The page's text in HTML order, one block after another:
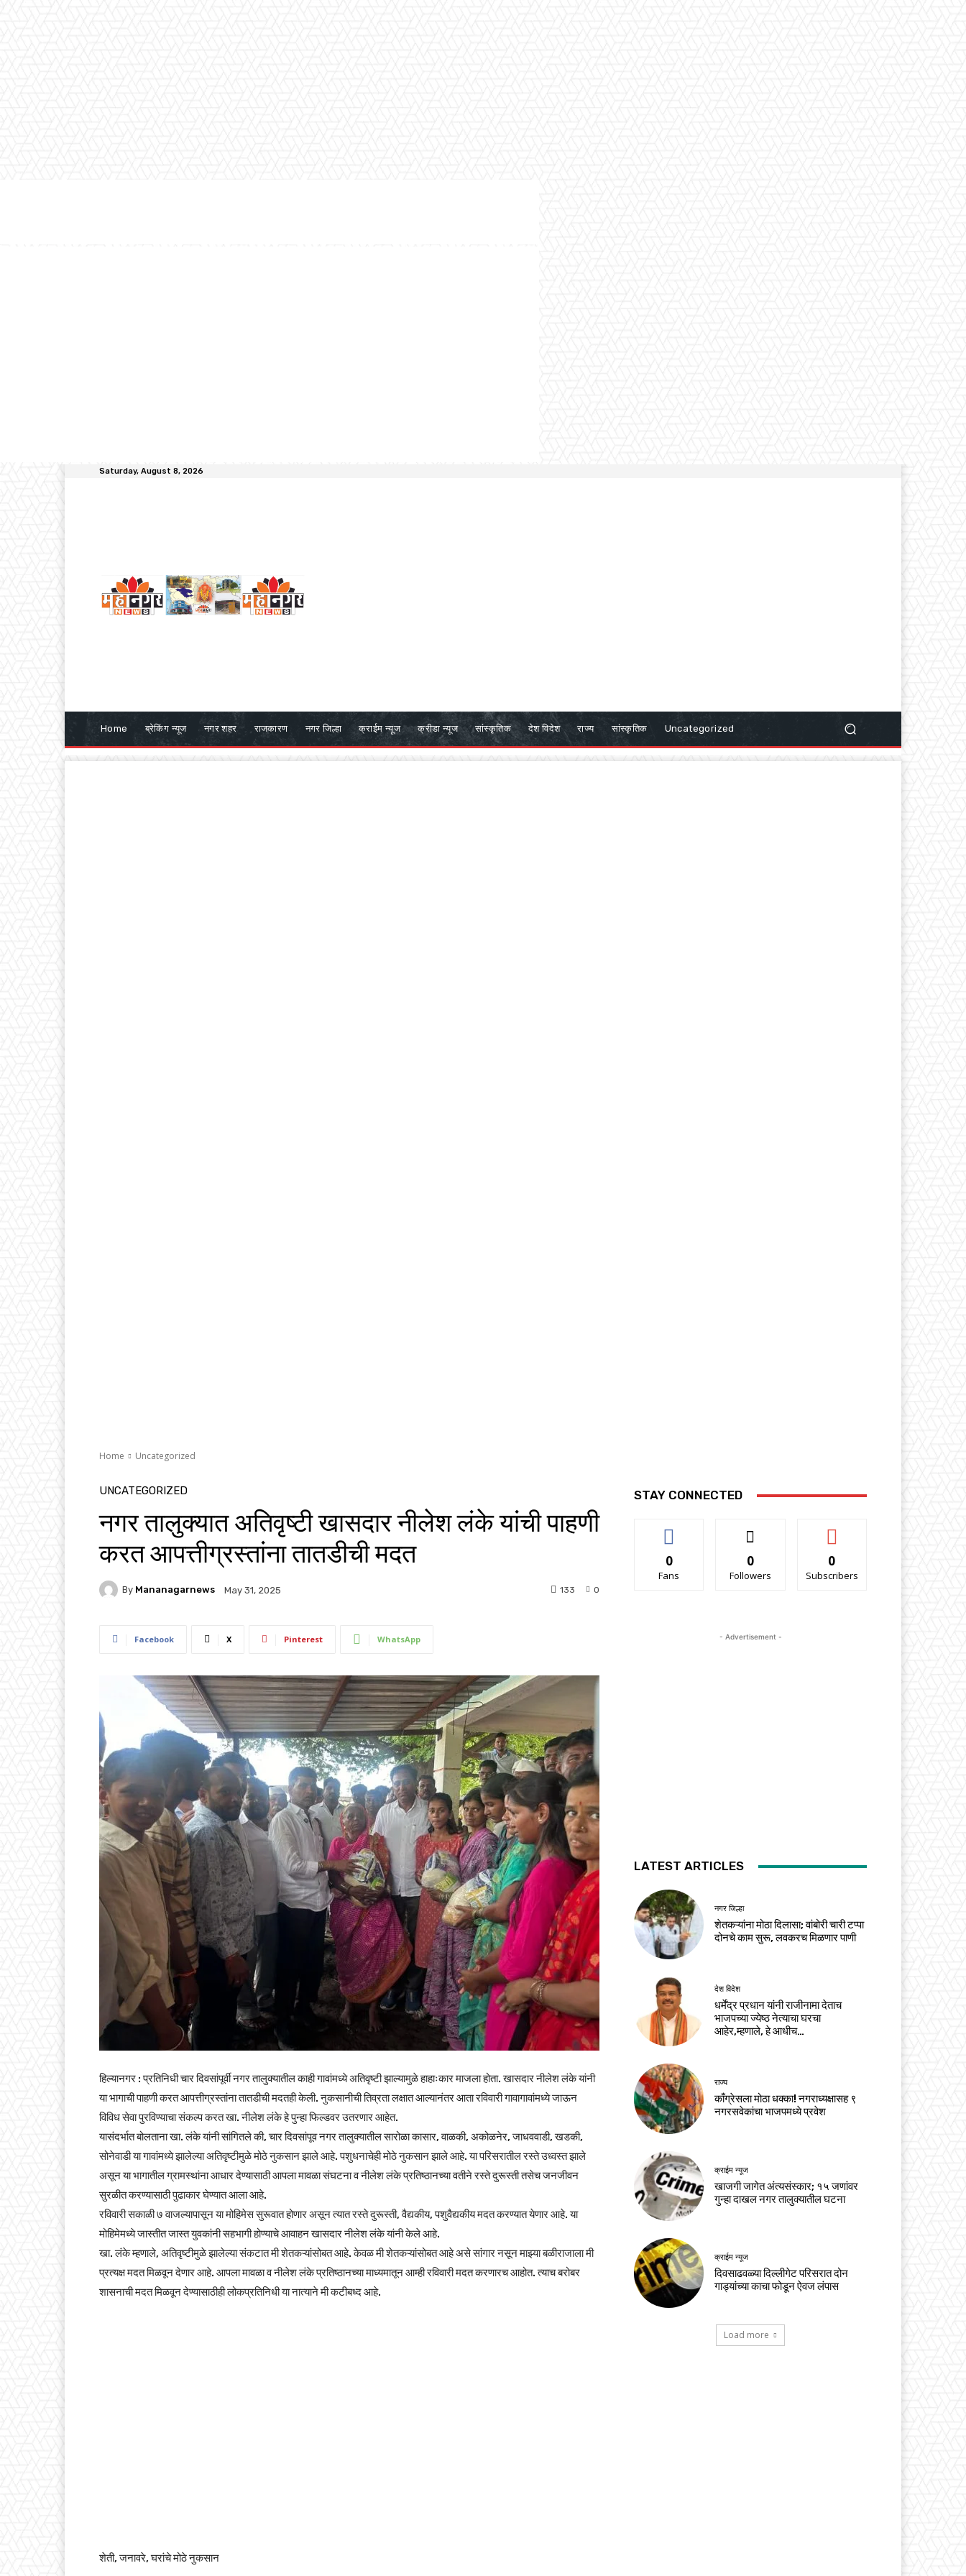
Saturday, August 8, 2026
Home ब्रेकिंग न्यूज नगर शहर राजकारण नगर जिल्हा क्राईम न्यूज क्रीडा न्यूज सांस्कृतिक देश विदेश राज्य सांस्कृतिक Uncategorized
Home Uncategorized
UNCATEGORIZED
नगर तालुक्यात अतिवृष्टी खासदार नीलेश लंके यांची पाहणी
करत आपत्तीग्रस्तांना तातडीची मदत
By Mananagarnews May 31, 2025 0
133
Facebook X Pinterest WhatsApp
हिल्यानगर : प्रतिनिधी चार दिवसांपूर्वी नगर तालुक्यातील काही गावांमध्ये अतिवृष्टी झाल्यामुळे हाहाःकार माजला होता. खासदार नीलेश लंके यांनी
या भागाची पाहणी करत आपत्तीग्रस्तांना तातडीची मदतही केली. नुकसानीची तिव्रता लक्षात आल्यानंतर आता रविवारी गावागावांमध्ये जाऊन
विविध सेवा पुरविण्याचा संकल्प करत खा. नीलेश लंके हे पुन्हा फिल्डवर उतरणार आहेत.
यासंदर्भात बोलताना खा. लंके यांनी सांगितले की, चार दिवसांपूव नगर तालुक्यातील सारोळा कासार, वाळकी, अकोळनेर, जाधववाडी, खडकी,
सोनेवाडी या गावांमध्ये झालेल्या अतिवृष्टीमुळे मोठे नुकसान झाले आहे. पशुधनाचेही मोठे नुकसान झाले आहे. या परिसरातील रस्ते उध्वस्त झाले
असून या भागातील ग्रामस्थांना आधार देण्यासाठी आपला मावळा संघटना व नीलेश लंके प्रतिष्ठानच्या वतीने रस्ते दुरूस्ती तसेच जनजीवन
सुरळीत करण्यासाठी पुढाकार घेण्यात आला आहे.
रविवारी सकाळी ७ वाजल्यापासून या मोहिमेस सुरूवात होणार असून त्यात रस्ते दुरूस्ती, वैद्यकीय, पशुवैद्यकीय मदत करण्यात येणार आहे. या
मोहिमेमध्ये जास्तीत जास्त युवकांनी सहभागी होण्याचे आवाहन खासदार नीलेश लंके यांनी केले आहे.
खा. लंके म्हणाले, अतिवृष्टीमुळे झालेल्या संकटात मी शेतकऱ्यांसोबत आहे. केवळ मी शेतकऱ्यांसोबत आहे असे सांगार नसून माझ्या बळीराजाला मी
प्रत्यक्ष मदत मिळवून देणार आहे. आपला मावळा व नीलेश लंके प्रतिष्ठानच्या माध्यमातून आम्ही रविवारी मदत करणारच आहोत. त्याच बरोबर
शासनाची मदत मिळवून देण्यासाठीही लोकप्रतिनिधी या नात्याने मी कटीबध्द आहे.
शेती, जनावरे, घरांचे मोठे नुकसान
STAY CONNECTED
0
Fans
0
Followers
0
Subscribers
- Advertisement -
LATEST ARTICLES
नगर जिल्हा
शेतकऱ्यांना मोठा दिलासा; वांबोरी चारी टप्पा
दोनचे काम सुरू, लवकरच मिळणार पाणी
देश विदेश
धर्मेंद्र प्रधान यांनी राजीनामा देताच
भाजपच्या ज्येष्ठ नेत्याचा घरचा
आहेर,म्हणाले, हे आधीच…
राज्य
काँग्रेसला मोठा धक्का! नगराध्यक्षासह ९
नगरसवेकांचा भाजपमध्ये प्रवेश
क्राईम न्यूज
खाजगी जागेत अंत्यसंस्कार; १५ जणांवर
गुन्हा दाखल नगर तालुक्यातील घटना
क्राईम न्यूज
दिवसाढवळ्या दिल्लीगेट परिसरात दोन
गाड्यांच्या काचा फोडून ऐवज लंपास
Load more